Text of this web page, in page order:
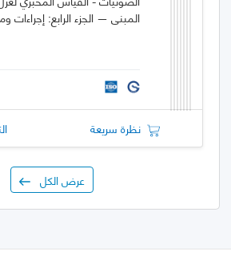
المبنى — الجزء الرابع: إجراءات
نظرة سريعة
عرض الكل